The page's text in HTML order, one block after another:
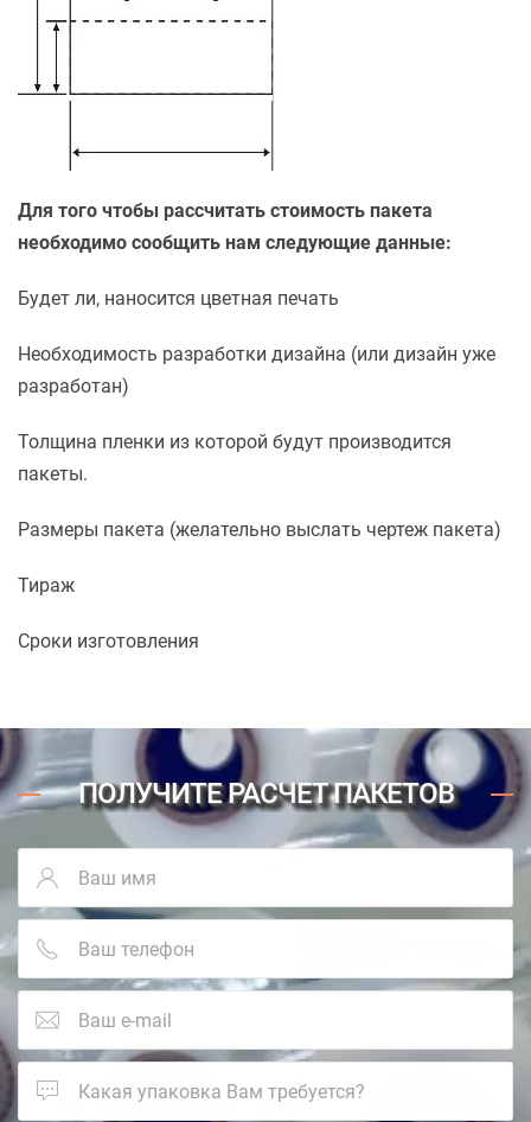
Для того чтобы рассчитать стоимость пакета
необходимо сообщить нам следующие данные:
Будет ли, наносится цветная печать
Необходимость разработки дизайна (или дизайн уже
разработан)
Толщина пленки из которой будут производится
пакеты.
Размеры пакета (желательно выслать чертеж пакета)
Тираж
Сроки изготовления
ПОЛУЧИТЕ РАСЧЕТ ПАКЕТОВ